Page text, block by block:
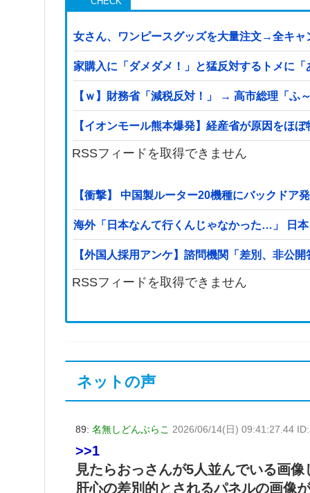
女さん、ワンピースグッズを大量注文→全キャ
家購入に「ダメダメ！」と猛反対するトメに
【ｗ】財務省「減税反対！」 → 高市総理「
【イオンモール熊本爆発】経産省が原因をほ
RSSフィードを取得できません
【衝撃】 中国製ルーター20機種にバックドア
海外「日本なんて行くんじゃなかった…」 日
【外国人採用アンケ】諮問機関「差別、非公
RSSフィードを取得できません
ネットの声
89: 名無しどんぶらこ 2026/06/14(日) 09:41:27.44
>>1
見たらおっさんが5人並んでいる画像
肝心の差別的とされるパネルの画像